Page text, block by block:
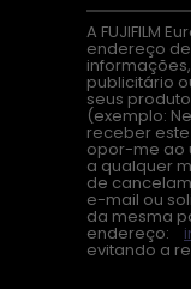
A FUJIFILM
endereço
publicitário
seus
(exemplo:
receber
opor-me ao
a qualquer
de
e-mail ou
da mesma
endereço:
evitando a